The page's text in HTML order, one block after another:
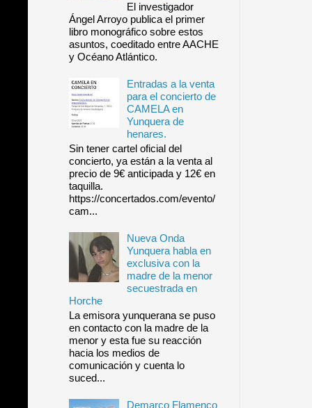
El investigador
Ángel Arroyo publica el primer
libro monográfico sobre estos
asuntos, coeditado entre AACHE
y Océano Atlántico.
Entradas a la venta
para el concierto de
CAMELA en
Yunquera de
henares.
Sin tener cartel oficial del
concierto, ya están a la venta al
precio de 9€ anticipada y 12€ en
taquilla.
https://concertados.com/evento/
cam...
Nueva Onda
Yunquera habla en
exclusiva con la
madre de la menor
secuestrada en
Horche
La emisora yunquerana se puso
en contacto con la madre de la
menor y esta fue su reacción
hacia los medios de
comunicación y cuenta lo
suced...
Demarco Flamenco